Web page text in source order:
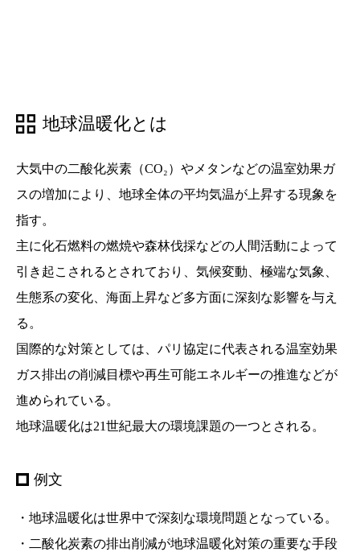
地球温暖化とは
大気中の二酸化炭素（CO₂）やメタンなどの温室効果ガ
スの増加により、地球全体の平均気温が上昇する現象を
指す。
主に化石燃料の燃焼や森林伐採などの人間活動によって
引き起こされるとされており、気候変動、極端な気象、
生態系の変化、海面上昇など多方面に深刻な影響を与え
る。
国際的な対策としては、パリ協定に代表される温室効果
ガス排出の削減目標や再生可能エネルギーの推進などが
進められている。
地球温暖化は21世紀最大の環境課題の一つとされる。
例文
・地球温暖化は世界中で深刻な環境問題となっている。
・二酸化炭素の排出削減が地球温暖化対策の重要な手段